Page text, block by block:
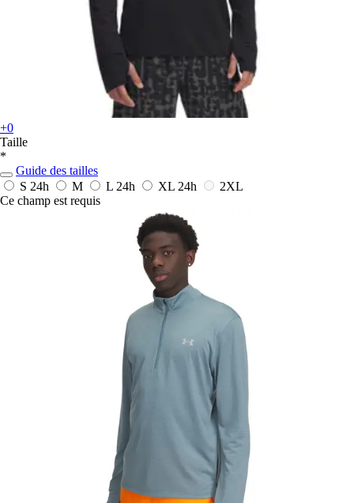
+0
Taille
*
Guide des tailles
S 24h M L 24h XL 24h
2XL
Ce champ est requis